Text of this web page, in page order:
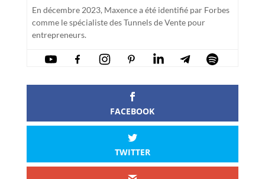
En décembre 2023, Maxence a été identifié par Forbes
comme le spécialiste des Tunnels de Vente pour
entrepreneurs.
FACEBOOK
TWITTER